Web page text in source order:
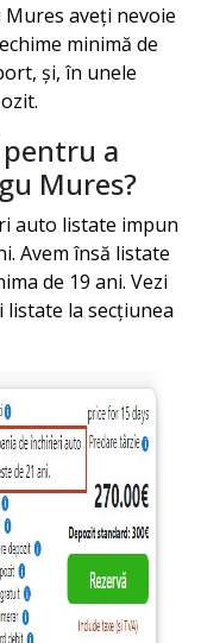
Mures aveți nevoie
minimă de
și, în unele
a
Mures?
auto listate impun
Avem însă listate
de 19 ani. Vezi
la secțiunea